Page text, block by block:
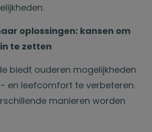
oplossingen: kansen om
te zetten
biedt ouderen mogelijkheden
en leefcomfort te verbeteren.
manieren worden